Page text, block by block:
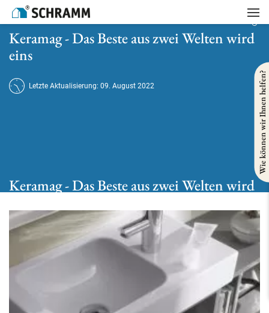
Startseite
Keramag - Das Beste aus zwei Welten wird eins
Keramag - Das Beste aus zwei Welten wird
eins
Letzte Aktualisierung: 09. August 2022
Keramag - Das Beste aus zwei Welten wird
Wie können wir Ihnen helfen?